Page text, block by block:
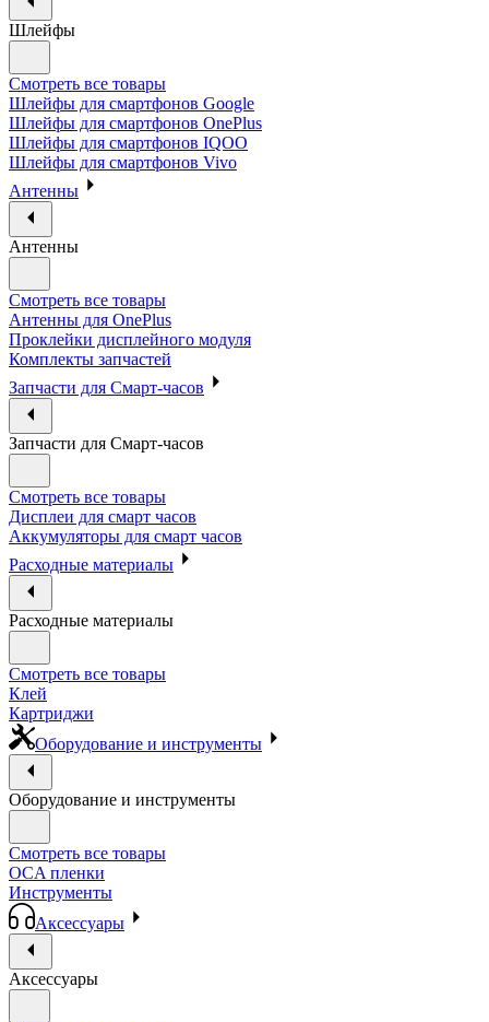
Шлейфы
Смотреть все товары
Шлейфы для смартфонов Google
Шлейфы для смартфонов OnePlus
Шлейфы для смартфонов IQOO
Шлейфы для смартфонов Vivo
Антенны
Антенны
Смотреть все товары
Антенны для OnePlus
Проклейки дисплейного модуля
Комплекты запчастей
Запчасти для Смарт-часов
Запчасти для Смарт-часов
Смотреть все товары
Дисплеи для смарт часов
Аккумуляторы для смарт часов
Расходные материалы
Расходные материалы
Смотреть все товары
Клей
Картриджи
Оборудование и инструменты
Оборудование и инструменты
Смотреть все товары
OCA пленки
Инструменты
Аксессуары
Аксессуары